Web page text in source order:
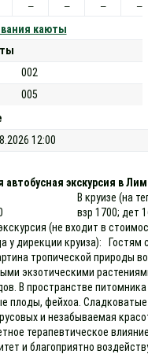
— — — —
каюты
002
005
12:00
экскурсия в
В круизе (на
взр 1700; дет
(не входит в
у дирекции круиза):
тропической природы
экзотическими
В пространстве
плоды, фейхоа.
и незабываемая
терапевтическое
и благоприятно